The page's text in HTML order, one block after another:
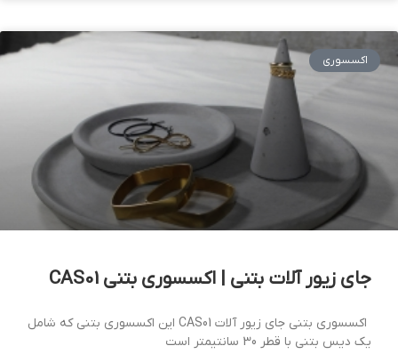
اکسسوری
جای زیور آلات بتنی | اکسسوری بتنی CAS01
اکسسوری بتنی جای زیور آلات CAS01 این اکسسوری بتنی که شامل
یک دیس بتنی با قطر 30 سانتیمتر است